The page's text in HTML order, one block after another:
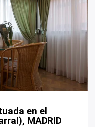
en el
MADRID